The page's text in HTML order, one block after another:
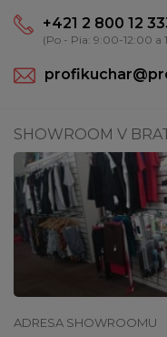
+421 2 800 12
(Po - Pia: 9:00-12:00 a
SHOWROOM V
ADRESA SHOWROOMU